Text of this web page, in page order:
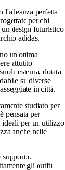
l'alleanza perfetta
per chi
un design futuristico
adidas.
un'ottima
attutito
esterna, dotata
su diverse
in città.
studiato per
pensata per
ideali per un utilizzo
anche nelle
supporto.
gli outfit